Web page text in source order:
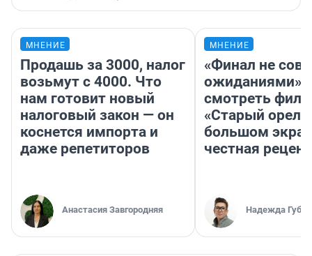
МНЕНИЕ
Продашь за 3000, налог
возьмут с 4000. Что
нам готовит новый
налоговый закон — он
коснется импорта и
даже репетиторов
Анастасия Завгородняя
МНЕНИЕ
«Финал не
ожиданиями»:
смотреть
«Старый орел»
большом
честная
Надежда